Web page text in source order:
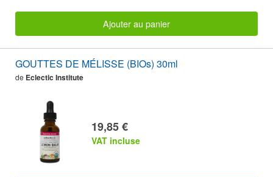
Ajouter au panier
GOUTTES DE MÉLISSE (BIOs) 30ml
de Eclectic Institute
19,85 €
VAT incluse